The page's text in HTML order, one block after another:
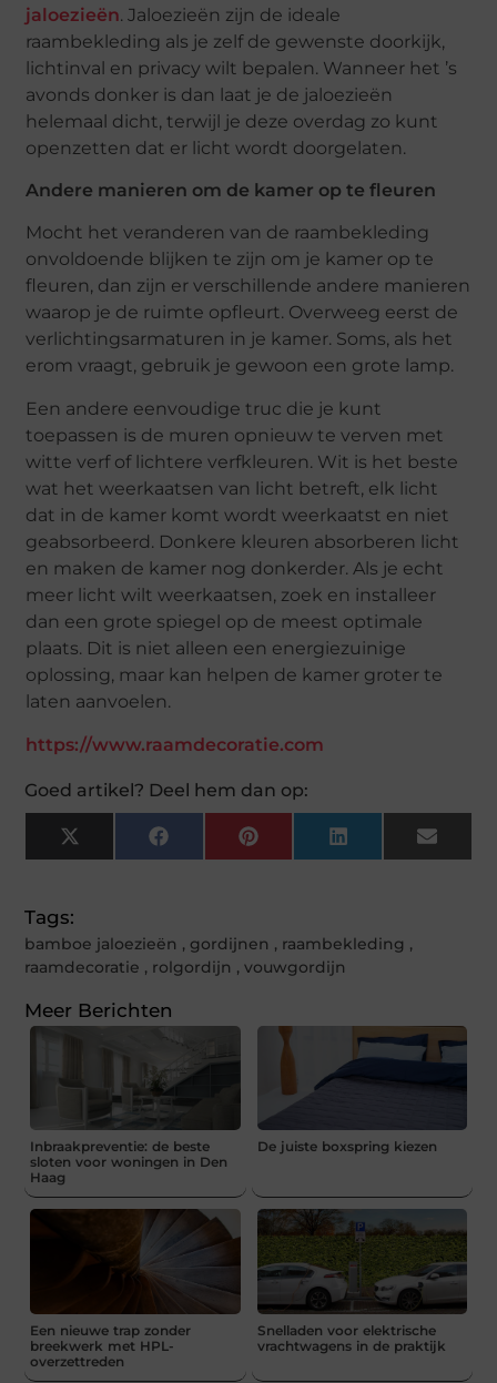
jaloezieën. Jaloezieën zijn de ideale
raambekleding als je zelf de gewenste doorkijk,
lichtinval en privacy wilt bepalen. Wanneer het ’s
avonds donker is dan laat je de jaloezieën
helemaal dicht, terwijl je deze overdag zo kunt
openzetten dat er licht wordt doorgelaten.
Andere manieren om de kamer op te fleuren
Mocht het veranderen van de raambekleding
onvoldoende blijken te zijn om je kamer op te
fleuren, dan zijn er verschillende andere manieren
waarop je de ruimte opfleurt. Overweeg eerst de
verlichtingsarmaturen in je kamer. Soms, als het
erom vraagt, gebruik je gewoon een grote lamp.
Een andere eenvoudige truc die je kunt
toepassen is de muren opnieuw te verven met
witte verf of lichtere verfkleuren. Wit is het beste
wat het weerkaatsen van licht betreft, elk licht
dat in de kamer komt wordt weerkaatst en niet
geabsorbeerd. Donkere kleuren absorberen licht
en maken de kamer nog donkerder. Als je echt
meer licht wilt weerkaatsen, zoek en installeer
dan een grote spiegel op de meest optimale
plaats. Dit is niet alleen een energiezuinige
oplossing, maar kan helpen de kamer groter te
laten aanvoelen.
https://www.raamdecoratie.com
Goed artikel? Deel hem dan op:
X
(Twitter)
FacebookPinterestLinkedInEmail
Tags:
bamboe jaloezieën , gordijnen , raambekleding ,
raamdecoratie , rolgordijn ,vouwgordijn
Meer Berichten
Inbraakpreventie: de beste
sloten voor woningen in Den
Haag
De juiste boxspring kiezen
Een nieuwe trap zonder
breekwerk met HPL-
overzettreden
Snelladen voor elektrische
vrachtwagens in de praktijk